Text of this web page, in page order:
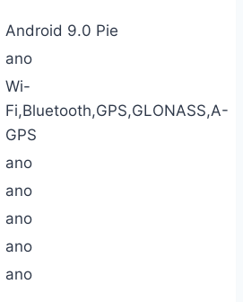
Android 9.0 Pie
ano
Wi-
Fi,Bluetooth,GPS,GLONASS,A-
GPS
ano
ano
ano
ano
ano